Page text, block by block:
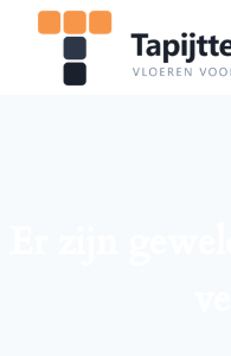
Doorgaan
inhoud